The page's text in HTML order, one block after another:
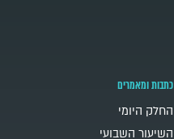
כתבות ומאמרים
החלק היומי
השיעור השבועי